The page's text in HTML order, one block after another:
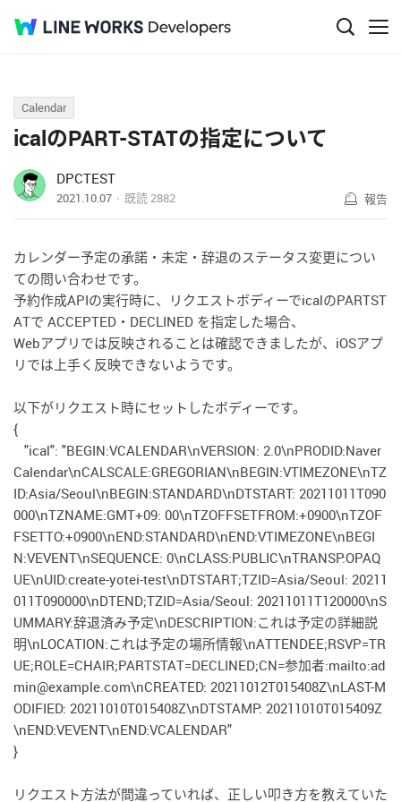
Q&A
Calendar
icalのPART-STATの指定について
DPCTEST
2021.10.07 既読2882 報告
カレンダー予定の承諾・未定・辞退のステータス変更につい
ての問い合わせです。
予約作成APIの実行時に、リクエストボディーでicalのPARTST
ATで ACCEPTED・DECLINED を指定した場合、
Webアプリでは反映されることは確認できましたが、iOSアプ
リでは上手く反映できないようです。
以下がリクエスト時にセットしたボディーです。
{
"ical": "BEGIN:VCALENDAR\nVERSION: 2.0\nPRODID:Naver
Calendar\nCALSCALE:GREGORIAN\nBEGIN:VTIMEZONE\nTZ
ID:Asia/Seoul\nBEGIN:STANDARD\nDTSTART: 20211011T090
000\nTZNAME:GMT+09: 00\nTZOFFSETFROM:+0900\nTZOF
FSETTO:+0900\nEND:STANDARD\nEND:VTIMEZONE\nBEGI
N:VEVENT\nSEQUENCE: 0\nCLASS:PUBLIC\nTRANSP:OPAQ
UE\nUID:create-yotei-test\nDTSTART;TZID=Asia/Seoul: 20211
011T090000\nDTEND;TZID=Asia/Seoul: 20211011T120000\nS
UMMARY:辞退済み予定\nDESCRIPTION:これは予定の詳細説
明\nLOCATION:これは予定の場所情報\nATTENDEE;RSVP=TR
UE;ROLE=CHAIR;PARTSTAT=DECLINED;CN=参加者:mailto:ad
min@example.com\nCREATED: 20211012T015408Z\nLAST-M
ODIFIED: 20211010T015408Z\nDTSTAMP: 20211010T015409Z
\nEND:VEVENT\nEND:VCALENDAR"
}
リクエスト方法が間違っていれば、正しい叩き方を教えていた